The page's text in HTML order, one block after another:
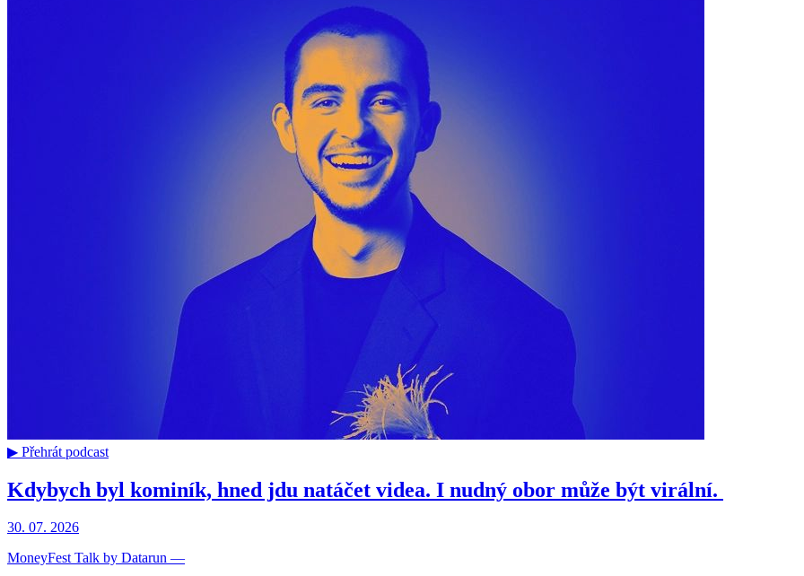
▶ Přehrát podcast
Kdybych byl kominík, hned jdu natáčet videa. I nudný obor může být virální.
30. 07. 2026
MoneyFest Talk by Datarun —